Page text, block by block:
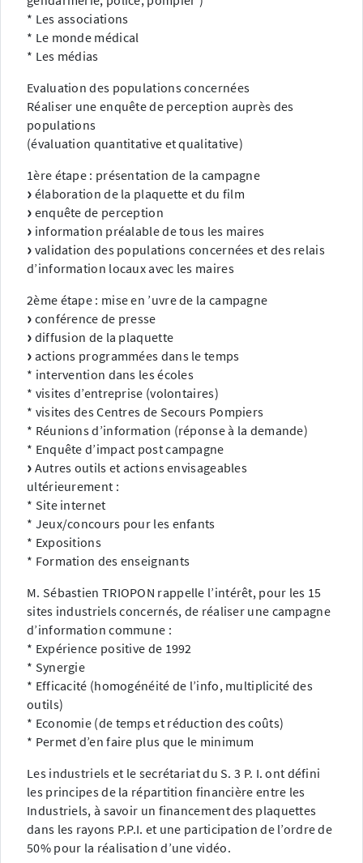
* Les associations
* Le monde médical
* Les médias
Evaluation des populations concernées
Réaliser une enquête de perception auprès des
populations
(évaluation quantitative et qualitative)
1ère étape : présentation de la campagne
élaboration de la plaquette et du film
enquête de perception
information préalable de tous les maires
validation des populations concernées et des relais
d’information locaux avec les maires
2ème étape : mise en ’uvre de la campagne
conférence de presse
diffusion de la plaquette
actions programmées dans le temps
* intervention dans les écoles
* visites d’entreprise (volontaires)
* visites des Centres de Secours Pompiers
* Réunions d’information (réponse à la demande)
* Enquête d’impact post campagne
Autres outils et actions envisageables
ultérieurement :
* Site internet
* Jeux/concours pour les enfants
* Expositions
* Formation des enseignants
M. Sébastien TRIOPON rappelle l’intérêt, pour les 15
sites industriels concernés, de réaliser une campagne
d’information commune :
* Expérience positive de 1992
* Synergie
* Efficacité (homogénéité de l’info, multiplicité des
outils)
* Economie (de temps et réduction des coûts)
* Permet d’en faire plus que le minimum
Les industriels et le secrétariat du S. 3 P. I. ont défini
les principes de la répartition financière entre les
Industriels, à savoir un financement des plaquettes
dans les rayons P.P.I. et une participation de l’ordre de
50% pour la réalisation d’une vidéo.